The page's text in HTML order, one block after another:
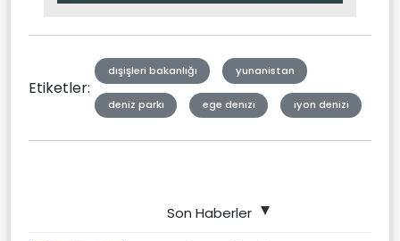
Etiketler:
dışişleri bakanlığı yunanistan
deniz parkı ege denizi iyon denizi
Son Haberler